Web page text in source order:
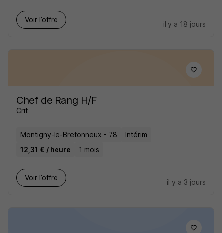
Voir l’offre
il y a 18 jours
Chef de Rang H/F
Crit
Montigny-le-Bretonneux - 78
Intérim
12,31 € / heure
1 mois
Voir l’offre
il y a 3 jours